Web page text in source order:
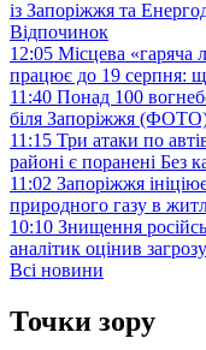
із Запоріжжя та
Відпочинок
12:05 Місцева «гаряча
працює до 19 серпня:
11:40 Понад 100
біля Запоріжжя
11:15 Три атаки по
районі є поранені Без
11:02 Запоріжжя
природного газу в
10:10 Знищення
аналітик оцінив
Всі новини
Точки зору